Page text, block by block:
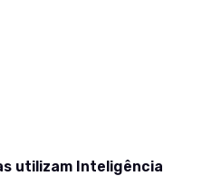
utilizam Inteligência